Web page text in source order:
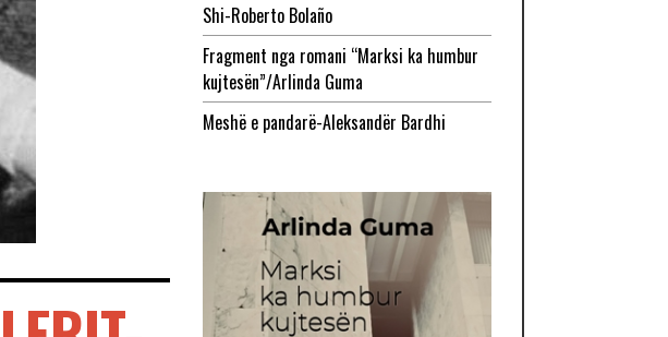
Shi-Roberto Bolaño
Fragment nga romani “Marksi ka humbur
kujtesën”/Arlinda Guma
Meshë e pandarë-Aleksandër Bardhi